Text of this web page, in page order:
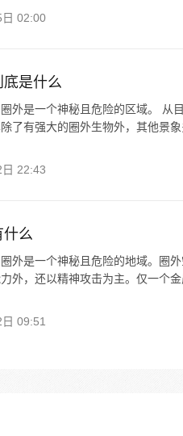
02:00
是什么
外是一个神秘且危险的区域。 从
了有强大的圈外生物外，其他景
22:43
什么
外是一个神秘且危险的地域。圈
外，还以精神攻击为主。仅一个
09:51